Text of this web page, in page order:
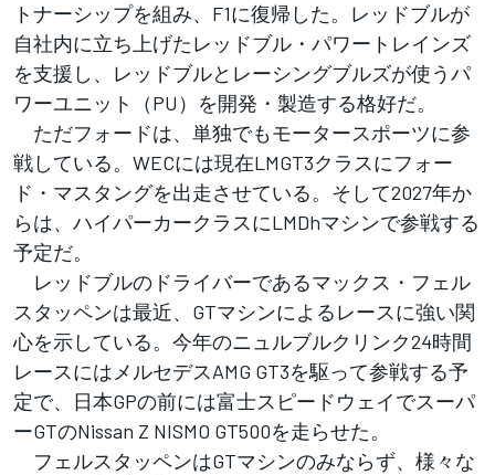
トナーシップを組み、F1に復帰した。レッドブルが
自社内に立ち上げたレッドブル・パワートレインズ
を支援し、レッドブルとレーシングブルズが使うパ
ワーユニット（PU）を開発・製造する格好だ。
ただフォードは、単独でもモータースポーツに参
戦している。WECには現在LMGT3クラスにフォー
ド・マスタングを出走させている。そして2027年か
らは、ハイパーカークラスにLMDhマシンで参戦する
予定だ。
レッドブルのドライバーであるマックス・フェル
スタッペンは最近、GTマシンによるレースに強い関
心を示している。今年のニュルブルクリンク24時間
レースにはメルセデスAMG GT3を駆って参戦する予
定で、日本GPの前には富士スピードウェイでスーパ
ーGTのNissan Z NISMO GT500を走らせた。
フェルスタッペンはGTマシンのみならず、様々な